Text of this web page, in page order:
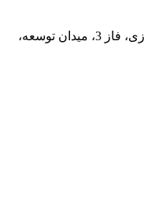
آدرس: ایران، اصفهان، شهرک صنعتی رازی، فاز 3، میدان توسعه،